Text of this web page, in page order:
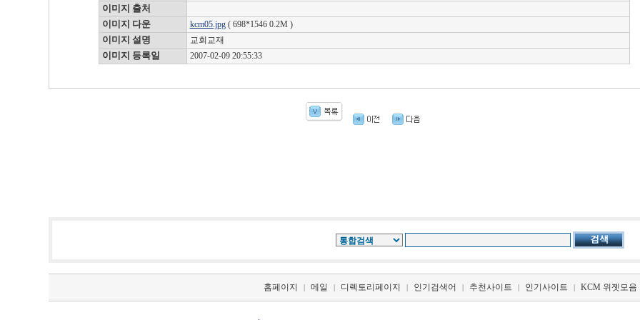
이미지 출처
이미지 다운
kcm05.jpg( 698*1546 0.2M )
이미지 설명 교회교재
이미지 등록일 2007-02-09 20:55:33
홈페이지 | 메일 | 디렉토리페이지 | 인기검색어 | 추천사이트 | 인기사이트 | KCM 위젯모음